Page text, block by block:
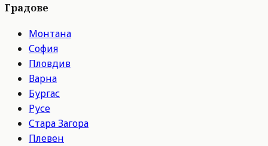
Градове
Монтана
София
Пловдив
Варна
Бургас
Русе
Стара Загора
Плевен